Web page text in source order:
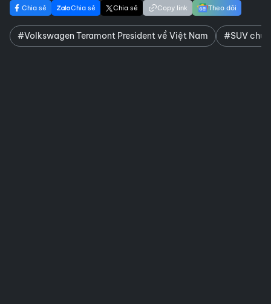
Chia sẻ Chia sẻ Chia sẻ Copy link Theo dõi
#Volkswagen Teramont President về Việt Nam #SUV chủ